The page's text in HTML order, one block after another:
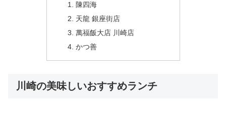
陳四海
天龍 銀座街店
萬福飯大店 川崎店
かつ善
川崎の美味しいおすすめランチ